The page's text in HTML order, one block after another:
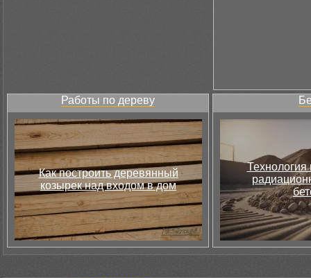
Работы по дереву
Как построить деревянный
козырек над входом в дом
Технология